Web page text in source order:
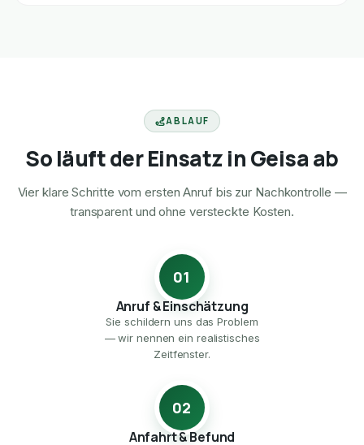
ABLAUF
So läuft der Einsatz in Geisa ab
Vier klare Schritte vom ersten Anruf bis zur Nachkontrolle —
transparent und ohne versteckte Kosten.
01
Anruf & Einschätzung
Sie schildern uns das Problem
— wir nennen ein realistisches
Zeitfenster.
02
Anfahrt & Befund